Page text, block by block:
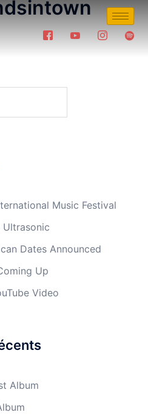
Music Festival
Ultrasonic
Dates Announced
Up
Video
Album